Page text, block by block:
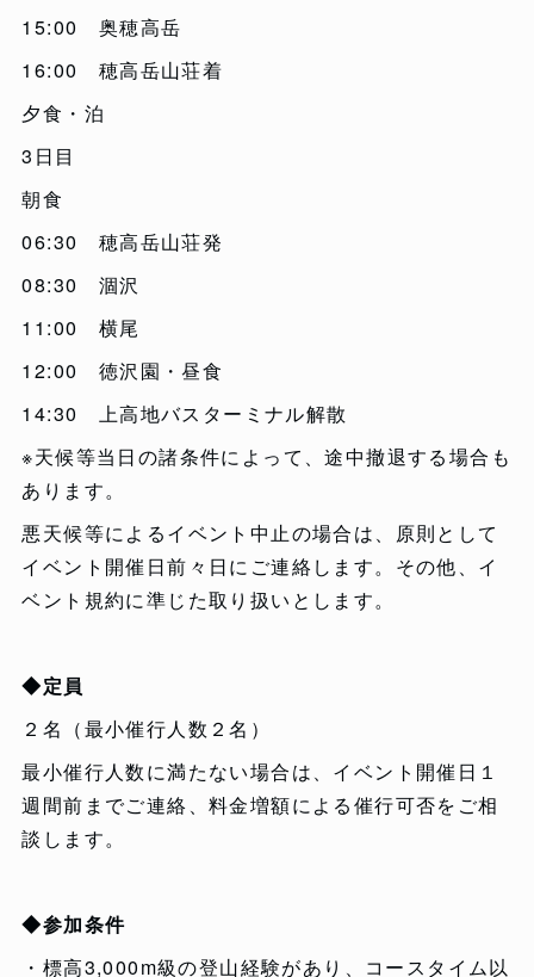
15:00 奥穂高岳
16:00 穂高岳山荘着
夕食・泊
3日目
朝食
06:30 穂高岳山荘発
08:30 涸沢
11:00 横尾
12:00 徳沢園・昼食
14:30 上高地バスターミナル解散
※天候等当日の諸条件によって、途中撤退する場合も
あります。
悪天候等によるイベント中止の場合は、原則として
イベント開催日前々日にご連絡します。その他、イ
ベント規約に準じた取り扱いとします。
◆定員
２名（最小催行人数２名）
最小催行人数に満たない場合は、イベント開催日１
週間前までご連絡、料金増額による催行可否をご相
談します。
◆参加条件
・標高3,000m級の登山経験があり、コースタイム以